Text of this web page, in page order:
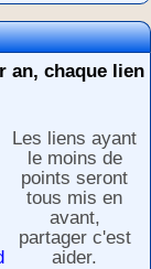
an, chaque lien
Les liens ayant
le moins de
points seront
tous mis en
avant,
partager c'est
aider.